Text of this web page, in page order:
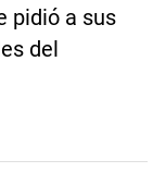
pidió a sus
del